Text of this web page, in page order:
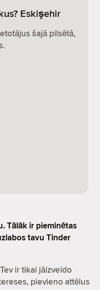
Eskişehir
šajā pilsētā,
Tālāk ir pieminētas
tavu Tinder
ir tikai jāizveido
pievieno attēlus